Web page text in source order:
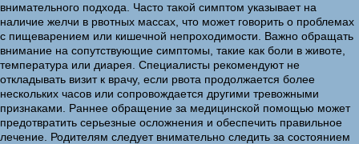
внимательного подхода. Часто такой симптом указывает на
наличие желчи в рвотных массах, что может говорить о проблемах
с пищеварением или кишечной непроходимости. Важно обращать
внимание на сопутствующие симптомы, такие как боли в животе,
температура или диарея. Специалисты рекомендуют не
откладывать визит к врачу, если рвота продолжается более
нескольких часов или сопровождается другими тревожными
признаками. Раннее обращение за медицинской помощью может
предотвратить серьезные осложнения и обеспечить правильное
лечение. Родителям следует внимательно следить за состоянием